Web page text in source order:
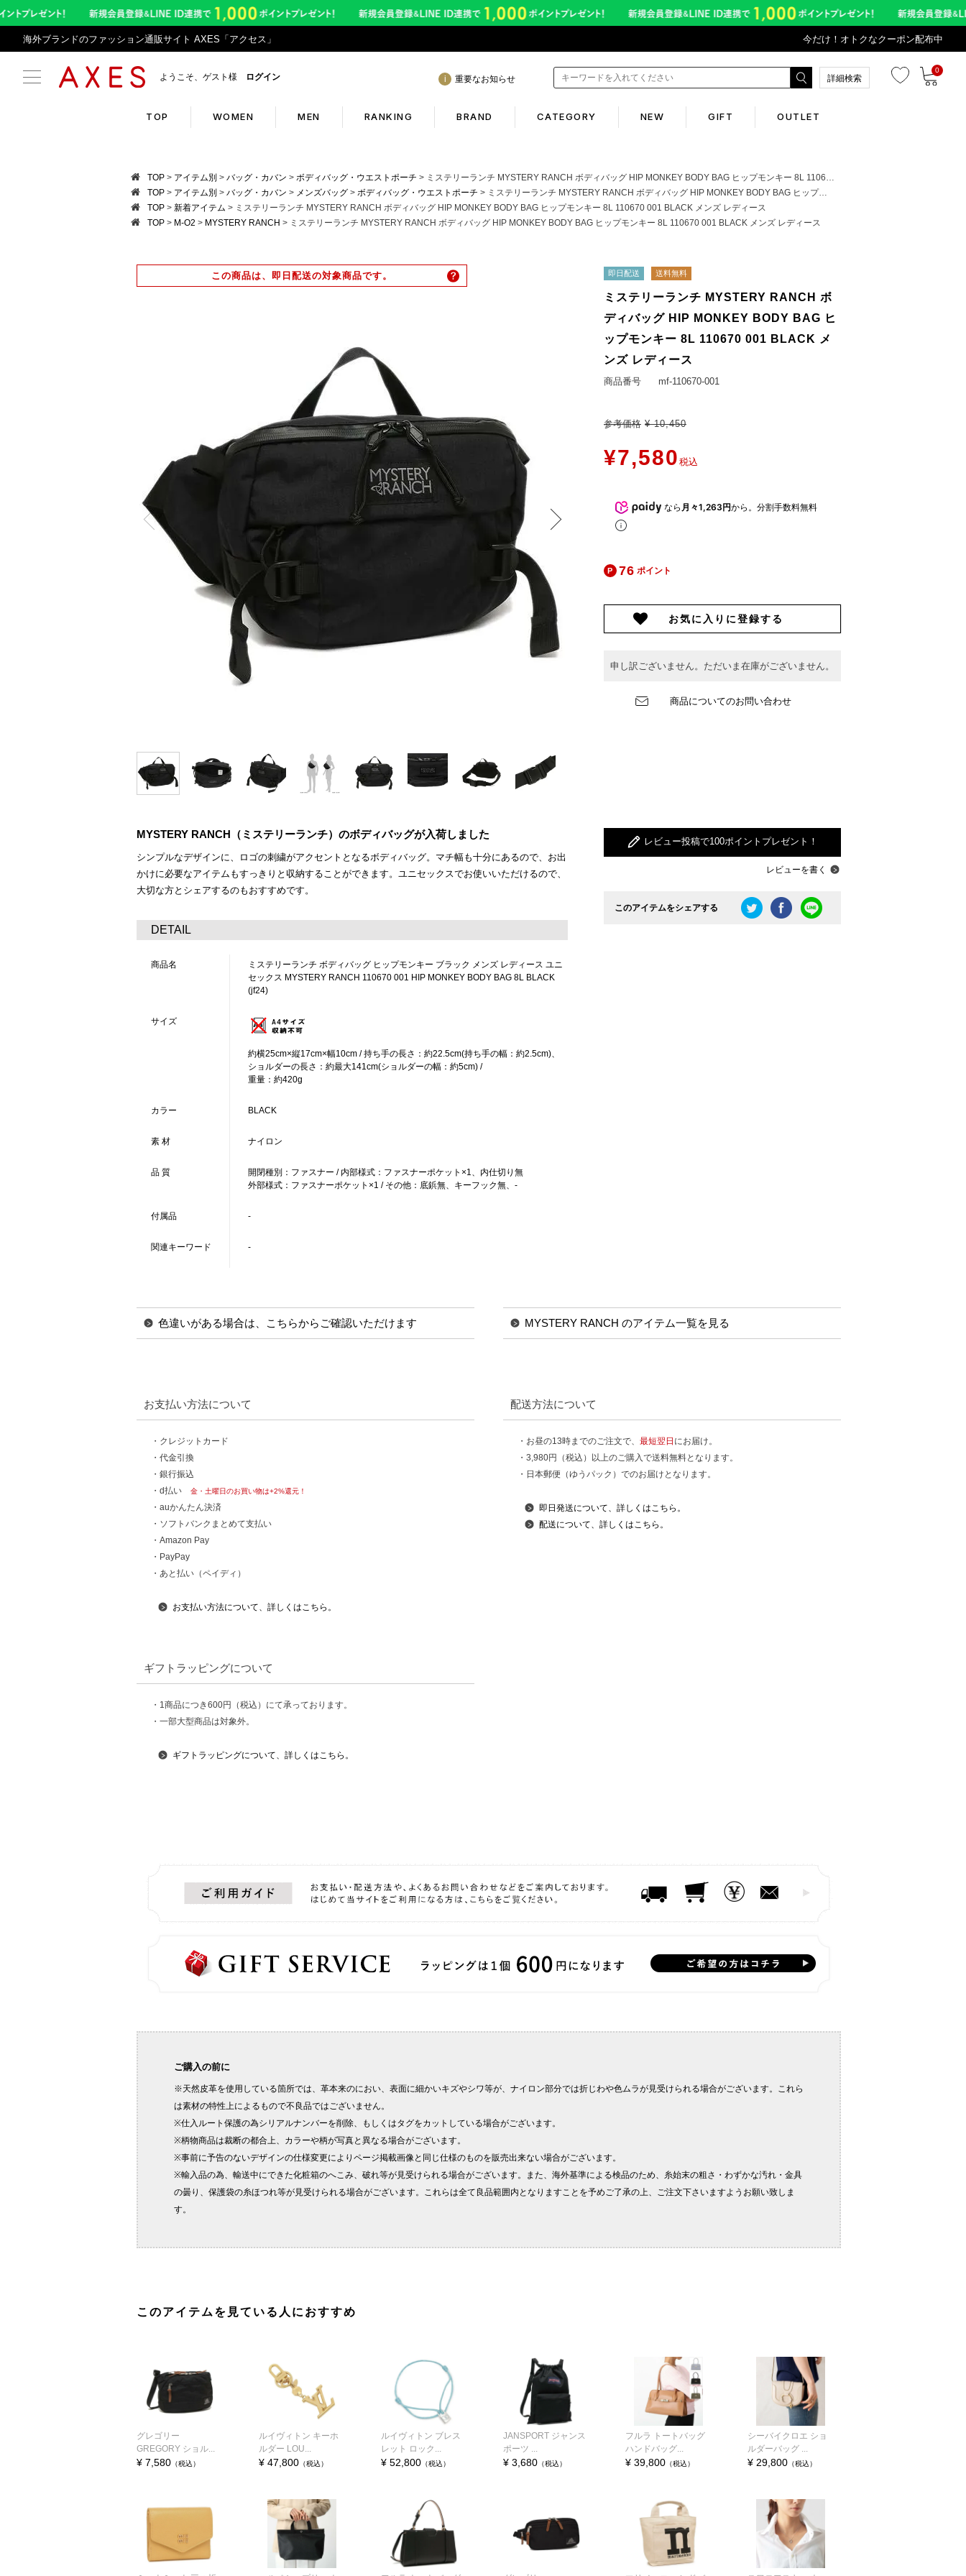
海外ブランドのファッション通販サイト AXES「アクセス」 今だけ！オトクなクーポン配布中
ようこそ、ゲスト様 ログイン 重要なお知らせ 詳細検索
0
TOP WOMEN MEN RANKING BRAND CATEGORY NEW GIFT OUTLET
ブランドリスト
Information
お盆期間も休まず発送！営業について
アプリサービス終了のお知らせ
返品サービス内容変更のお知らせ
Members Service
マイページ
ログイン
会員登録
会員ランクについて
ポイント履歴
Shopping guide Corporate
会社概要
abox
TOP アイテム別 バッグ・カバン ボディバッグ・ウエストポーチ
ミステリーランチ MYSTERY RANCH ボディバッグ HIP MONKEY BODY BAG ヒップモンキー 8L 110670 001 BLACK メンズ レディース
TOP
アイテム別 バッグ・カバン メンズバッグ ボディバッグ・ウエストポーチ
ミステリーランチ MYSTERY RANCH ボディバッグ HIP MONKEY BODY BAG ヒップモンキー 8L 110670 001 BLACK メンズ レディース
TOP
新着アイテム
ミステリーランチ MYSTERY RANCH ボディバッグ HIP MONKEY BODY BAG ヒップモンキー 8L 110670 001 BLACK メンズ レディース
TOP
M-O2 MYSTERY RANCH ミステリーランチ MYSTERY RANCH ボディバッグ HIP MONKEY BODY BAG ヒップモンキー 8L 110670 001 BLACK メンズ レディース
この商品は、即日配送の対象商品です。 即日配送 送料無料
ミステリーランチ MYSTERY RANCH ボ
ディバッグ HIP MONKEY BODY BAG ヒ
ップモンキー 8L 110670 001 BLACK メ
ンズ レディース
商品番号 mf-110670-001
参考価格 ¥ 10,450
¥7,580 税込
なら 月々1,263円から。分割手数料無料
76 ポイント
お気に入りに登録する
申し訳ございません。ただいま在庫がございません。
商品についてのお問い合わせ
MYSTERY RANCH（ミステリーランチ）のボディバッグが入荷しました
シンプルなデザインに、ロゴの刺繍がアクセントとなるボディバッグ。マチ幅も十分にあるので、お出
かけに必要なアイテムもすっきりと収納することができます。ユニセックスでお使いいただけるので、
大切な方とシェアするのもおすすめです。
DETAIL
商品名
ミステリーランチ ボディバッグ ヒップモンキー ブラック メンズ レディース ユニ
セックス MYSTERY RANCH 110670 001 HIP MONKEY BODY BAG 8L BLACK
(jf24)
サイズ
約横25cm×縦17cm×幅10cm / 持ち手の長さ：約22.5cm(持ち手の幅：約2.5cm)、
ショルダーの長さ：約最大141cm(ショルダーの幅：約5cm) /
重量：約420g
カラー BLACK
素 材 ナイロン
品 質
開閉種別：ファスナー / 内部様式：ファスナーポケット×1、内仕切り無
外部様式：ファスナーポケット×1 / その他：底鋲無、キーフック無、-
付属品 -
関連キーワード -
レビュー投稿で100ポイントプレゼント！
レビューを書く
このアイテムをシェアする
色違いがある場合は、こちらからご確認いただけます MYSTERY RANCH のアイテム一覧を見る
お支払い方法について
・クレジットカード
・代金引換
・銀行振込
・d払い
金・土曜日のお買い物は+2%還元！
・auかんたん決済
・ソフトバンクまとめて支払い
・Amazon Pay
・PayPay
・あと払い（ペイディ）
お支払い方法について、詳しくはこちら。
配送方法について
・お昼の13時までのご注文で、 最短翌日 にお届け。
・3,980円（税込）以上のご購入で送料無料となります。
・日本郵便（ゆうパック）でのお届けとなります。
即日発送について、詳しくはこちら。
配送について、詳しくはこちら。
ギフトラッピングについて
・1商品につき600円（税込）にて承っております。
・一部大型商品は対象外。
ギフトラッピングについて、詳しくはこちら。
このアイテムを見ている人におすすめ
グレゴリー
GREGORY ショル...
¥ 7,580 （税込）
ルイヴィトン キーホ
ルダー LOU...
¥ 47,800 （税込）
ルイヴィトン ブレス
レット ロック...
¥ 52,800 （税込）
JANSPORT ジャンス
ポーツ ...
¥ 3,680 （税込）
フルラ トートバッグ
ハンドバッグ...
¥ 39,800 （税込）
シーバイクロエ ショ
ルダーバッグ ...
¥ 29,800 （税込）